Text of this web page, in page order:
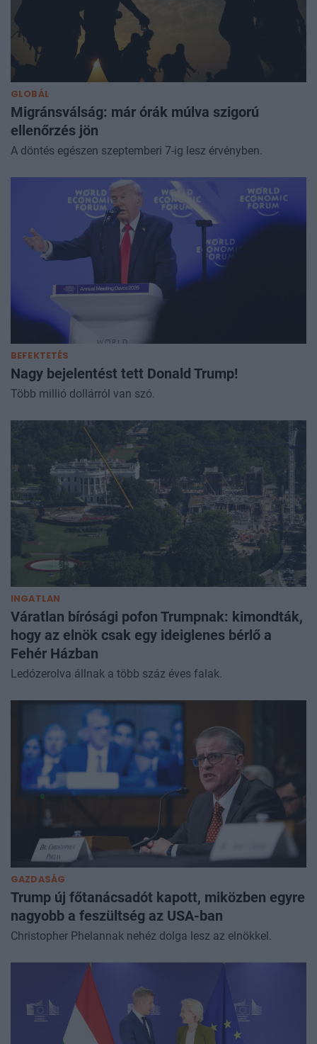
GLOBÁL
Migránsválság: már órák múlva szigorú
ellenőrzés jön
A döntés egészen szeptemberi 7-ig lesz érvényben.
BEFEKTETÉS
Nagy bejelentést tett Donald Trump!
Több millió dollárról van szó.
INGATLAN
Váratlan bírósági pofon Trumpnak: kimondták,
hogy az elnök csak egy ideiglenes bérlő a
Fehér Házban
Ledózerolva állnak a több száz éves falak.
GAZDASÁG
Trump új főtanácsadót kapott, miközben egyre
nagyobb a feszültség az USA-ban
Christopher Phelannak nehéz dolga lesz az elnökkel.